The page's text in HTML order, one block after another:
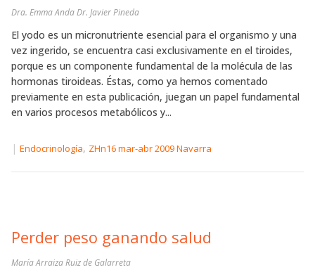
Dra. Emma Anda Dr. Javier Pineda
El yodo es un micronutriente esencial para el organismo y una
vez ingerido, se encuentra casi exclusivamente en el tiroides,
porque es un componente fundamental de la molécula de las
hormonas tiroideas. Éstas, como ya hemos comentado
previamente en esta publicación, juegan un papel fundamental
en varios procesos metabólicos y...
| Endocrinología, ZHn16 mar-abr 2009 Navarra
Perder peso ganando salud
María Arraiza Ruiz de Galarreta